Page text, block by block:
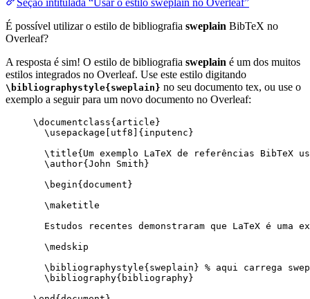
Seção intitulada “Usar o estilo sweplain no Overleaf”
É possível utilizar o estilo de bibliografia sweplain BibTeX no
Overleaf?
A resposta é sim! O estilo de bibliografia sweplain é um dos muitos
estilos integrados no Overleaf. Use este estilo digitando
\bibliographystyle{sweplain} no seu documento tex, ou use o
exemplo a seguir para um novo documento no Overleaf:
\documentclass{ article }
\usepackage
utf8 ]{ inputenc }
\title{Um exemplo LaTeX de referências
\author{John Smith}
\begin{ document }
\maketitle
Estudos recentes demonstraram que LaTeX é
\medskip
\bibliographystyle{sweplain} % aqui carrega
\bibliography{bibliography}